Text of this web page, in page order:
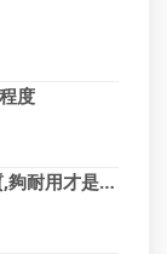
度
買蚊燈唔係貪平就好,講技術,高品質,夠耐用才是真的好用